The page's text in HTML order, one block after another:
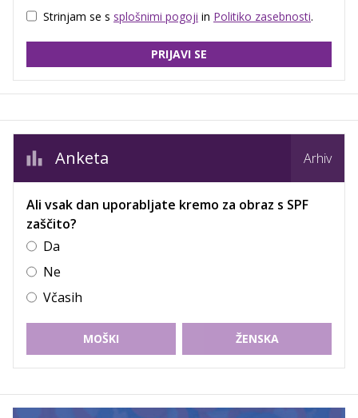
Strinjam se s splošnimi pogoji in Politiko zasebnosti.
PRIJAVI SE
Anketa Arhiv
Ali vsak dan uporabljate kremo za obraz s SPF
zaščito?
Da
Ne
Včasih
MOŠKI ŽENSKA